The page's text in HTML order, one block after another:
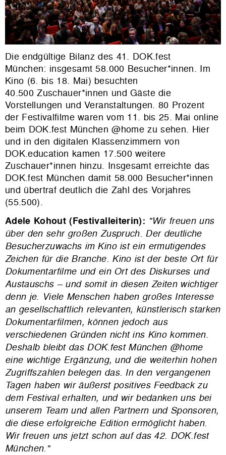
Die endgültige Bilanz des 41. DOK.fest
München: insgesamt 58.000 Besucher*innen. Im
Kino (6. bis 18. Mai) besuchten
40.500 Zuschauer*innen und Gäste die
Vorstellungen und Veranstaltungen. 80 Prozent
der Festivalfilme waren vom 11. bis 25. Mai online
beim DOK.fest München @home zu sehen. Hier
und in den digitalen Klassenzimmern von
DOK.education kamen 17.500 weitere
Zuschauer*innen hinzu. Insgesamt erreichte das
DOK.fest München damit 58.000 Besucher*innen
und übertraf deutlich die Zahl des Vorjahres
(55.500).
Adele Kohout (Festivalleiterin): "Wir freuen uns
über den sehr großen Zuspruch. Der deutliche
Besucherzuwachs im Kino ist ein ermutigendes
Zeichen für die Branche. Kino ist der beste Ort für
Dokumentarfilme und ein Ort des Diskurses und
Austauschs – und somit in diesen Zeiten wichtiger
denn je. Viele Menschen haben großes Interesse
an gesellschaftlich relevanten, künstlerisch starken
Dokumentarfilmen, können jedoch aus
verschiedenen Gründen nicht ins Kino kommen.
Deshalb bleibt das DOK.fest München @home
eine wichtige Ergänzung, und die weiterhin hohen
Zugriffszahlen belegen das. In den vergangenen
Tagen haben wir äußerst positives Feedback zu
dem Festival erhalten, und wir bedanken uns bei
unserem Team und allen Partnern und Sponsoren,
die diese erfolgreiche Edition ermöglicht haben.
Wir freuen uns jetzt schon auf das 42. DOK.fest
München."